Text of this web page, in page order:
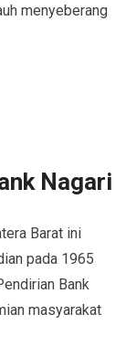
menyeberang
Nagari
Barat ini
pada 1965
Bank
masyarakat